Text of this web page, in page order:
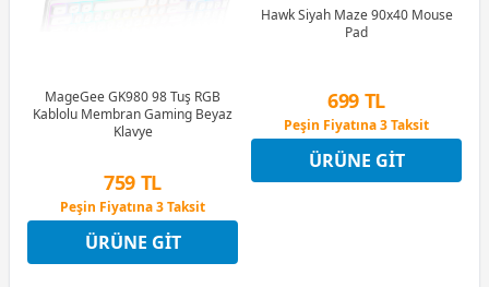
MageGee GK980 98 Tuş RGB
Kablolu Membran Gaming Beyaz
Klavye
759 TL
Peşin Fiyatına 3 Taksit
12 Ay x 89 TL taksitle
Peşin Fiyatına 3 Taksit
ÜRÜNE GIT
Hawk Siyah Maze 90x40 Mouse
Pad
699 TL
Peşin Fiyatına 3 Taksit
12 Ay x 82 TL taksitle
Peşin Fiyatına 3 Taksit
ÜRÜNE GIT